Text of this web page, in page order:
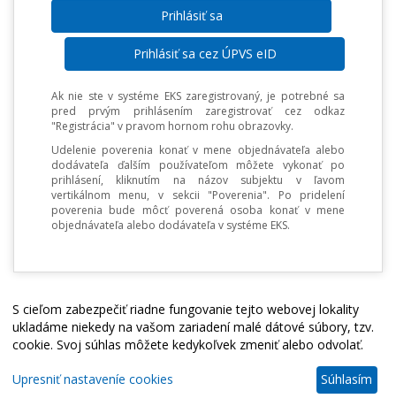
Prihlásiť sa cez ÚPVS eID
Ak nie ste v systéme EKS zaregistrovaný, je potrebné sa
pred prvým prihlásením zaregistrovať cez odkaz
"Registrácia" v pravom hornom rohu obrazovky.
Udelenie poverenia konať v mene objednávateľa alebo
dodávateľa ďalším používateľom môžete vykonať po
prihlásení, kliknutím na názov subjektu v ľavom
vertikálnom menu, v sekcii "Poverenia". Po pridelení
poverenia bude môcť poverená osoba konať v mene
objednávateľa alebo dodávateľa v systéme EKS.
S cieľom zabezpečiť riadne fungovanie tejto webovej lokality
ukladáme niekedy na vašom zariadení malé dátové súbory, tzv.
cookie. Svoj súhlas môžete kedykoľvek zmeniť alebo odvolať.
Upresniť nastaveníe cookies Súhlasím